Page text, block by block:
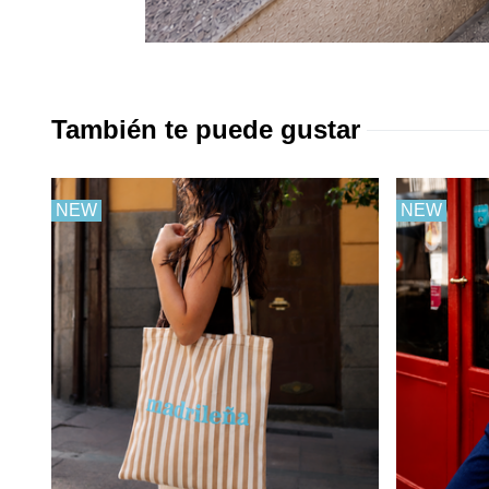
También te puede gustar
NEW NEW